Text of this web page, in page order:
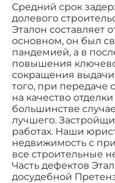
Средний срок
долевого
Эталон составляет
основном, он был
пандемией, а в
повышения
сокращения выдачи
того, при передаче
на качество
большинстве
лучшего.
работах. Наши
недвижимость с
все строительные
Часть дефектов
досудебной